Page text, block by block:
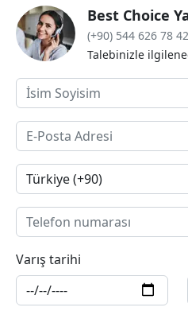
Best Choice
(+90) 544 626 78 42
Talebinizle
Varış tarihi